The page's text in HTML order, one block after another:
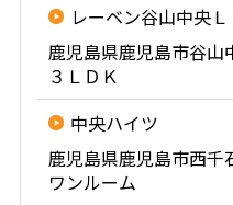
レーベン谷山中央
鹿児島県鹿児島市谷山
３ＬＤＫ
中央ハイツ
鹿児島県鹿児島市西千
ワンルーム